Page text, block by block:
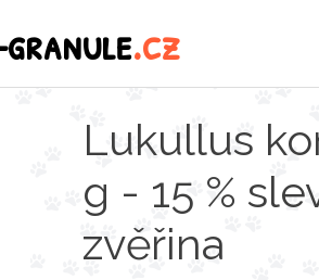
.cz
Lukullus
g - 15 %
zvěřina